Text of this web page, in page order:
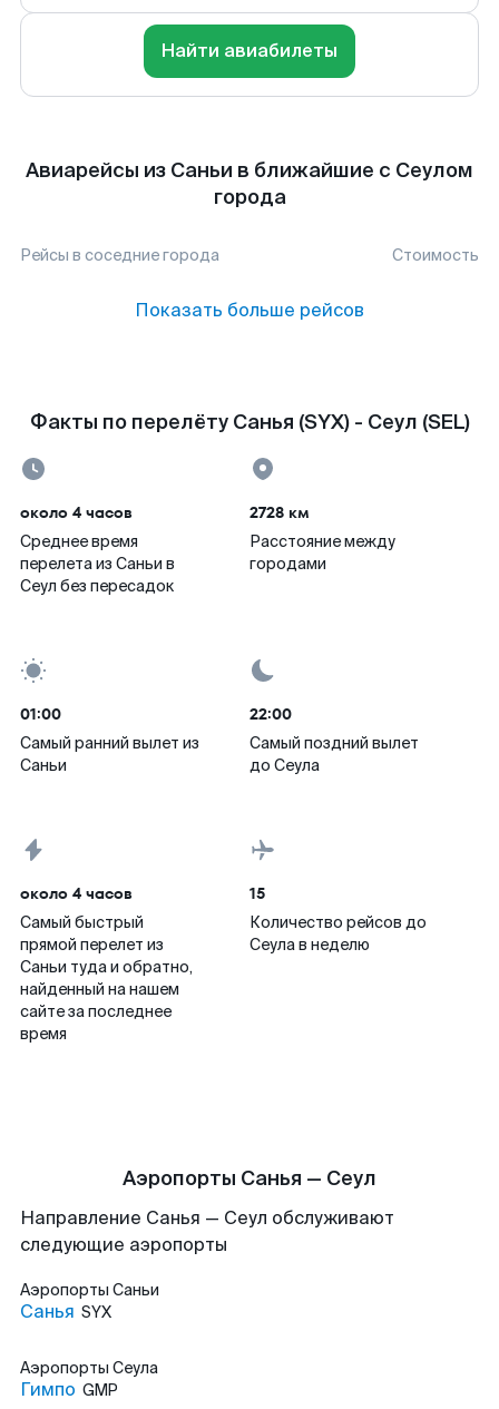
Найти авиабилеты
Авиарейсы из Саньи в ближайшие с Сеулом
города
Рейсы в соседние города Стоимость
Показать больше рейсов
Факты по перелёту Санья (SYX) - Сеул (SEL)
около 4 часов
Среднее время
перелета из Саньи в
Сеул без пересадок
2728 км
Расстояние между
городами
01:00
Самый ранний вылет из
Саньи
22:00
Самый поздний вылет
до Сеула
около 4 часов
Самый быстрый
прямой перелет из
Саньи туда и обратно,
найденный на нашем
сайте за последнее
время
15
Количество рейсов до
Сеула в неделю
Аэропорты Санья — Сеул
Направление Санья — Сеул обслуживают
следующие аэропорты
Аэропорты Саньи
Санья SYX
Аэропорты Сеула
Гимпо GMP